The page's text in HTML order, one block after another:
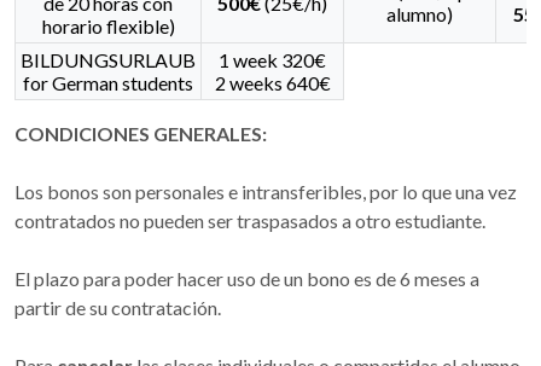
horario flexible)
alumno)
BILDUNGSURLAUB
for German students
1 week 320€
2 weeks 640€
CONDICIONES GENERALES:
Los bonos son personales e intransferibles, por lo que una vez
contratados no pueden ser traspasados a otro estudiante.
El plazo para poder hacer uso de un bono es de 6 meses a
partir de su contratación.